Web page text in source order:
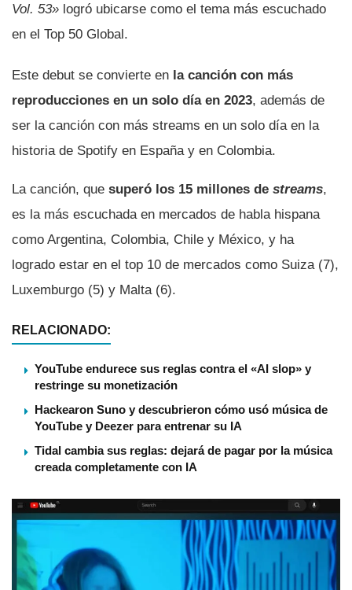
Vol. 53» logró ubicarse como el tema más escuchado
en el Top 50 Global.
Este debut se convierte en la canción con más
reproducciones en un solo día en 2023, además de
ser la canción con más streams en un solo día en la
historia de Spotify en España y en Colombia.
La canción, que superó los 15 millones de streams,
es la más escuchada en mercados de habla hispana
como Argentina, Colombia, Chile y México, y ha
logrado estar en el top 10 de mercados como Suiza (7),
Luxemburgo (5) y Malta (6).
RELACIONADO:
YouTube endurece sus reglas contra el «AI slop» y
restringe su monetización
Hackearon Suno y descubrieron cómo usó música de
YouTube y Deezer para entrenar su IA
Tidal cambia sus reglas: dejará de pagar por la música
creada completamente con IA